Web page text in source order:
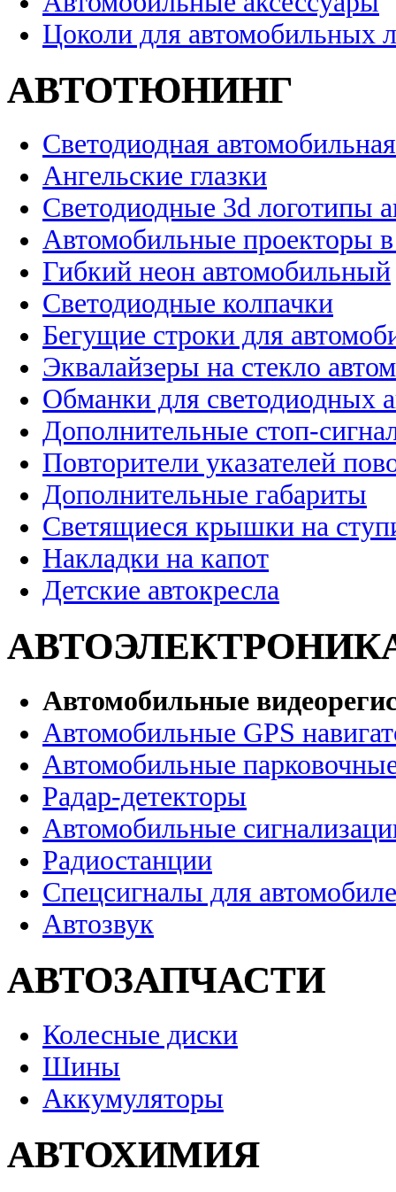
Цоколи для автомобильных
АВТОТЮНИНГ
Светодиодная
Ангельские глазки
Светодиодные 3d логотипы
Автомобильные проекторы
Гибкий неон автомобильный
Светодиодные колпачки
Бегущие строки для
Эквалайзеры на стекло
Обманки для светодиодных
Дополнительные стоп-
Повторители указателей
Дополнительные габариты
Светящиеся крышки на
Накладки на капот
Детские автокресла
Автомобильные
Автомобильные GPS
Автомобильные
Радар-детекторы
Автомобильные
Радиостанции
Спецсигналы для
Автозвук
АВТОЗАПЧАСТИ
Колесные диски
Шины
Аккумуляторы
АВТОХИМИЯ